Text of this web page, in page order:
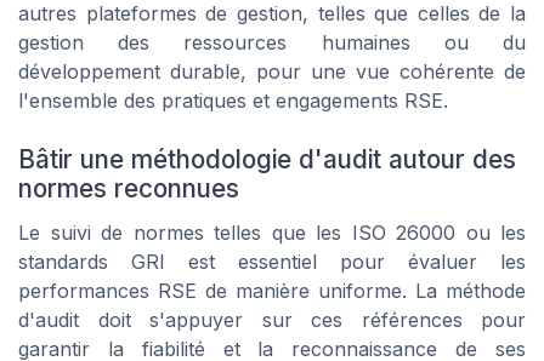
autres plateformes de gestion, telles que celles de la
gestion des ressources humaines ou du
développement durable, pour une vue cohérente de
l'ensemble des pratiques et engagements RSE.
Bâtir une méthodologie d'audit autour des
normes reconnues
Le suivi de normes telles que les ISO 26000 ou les
standards GRI est essentiel pour évaluer les
performances RSE de manière uniforme. La méthode
d'audit doit s'appuyer sur ces références pour
garantir la fiabilité et la reconnaissance de ses